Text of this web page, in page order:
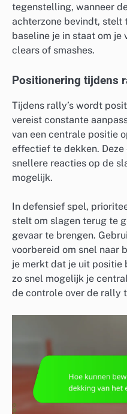
tegenstelling, wanneer
achterzone bevindt, stelt
baseline je in staat om
clears of smashes.
Positionering tijdens
Tijdens rally’s wordt
vereist constante
van een centrale positie
effectief te dekken.
snellere reacties op de
mogelijk.
In defensief spel,
stelt om slagen terug te
gevaar te brengen.
voorbereid om snel naar
je merkt dat je uit positie
zo snel mogelijk je
de controle over de rally